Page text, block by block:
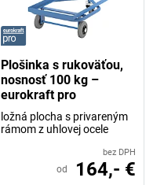
Plošinka s rukoväťou,
nosnosť 100 kg –
eurokraft pro
ložná plocha s privareným
rámom z uhlovej ocele
bez DPH
od 164,- €